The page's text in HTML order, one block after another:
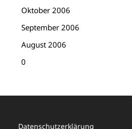
Oktober 2006
September 2006
August 2006
0
Datenschutzerklärung